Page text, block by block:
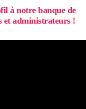
à notre banque de
et administrateurs !